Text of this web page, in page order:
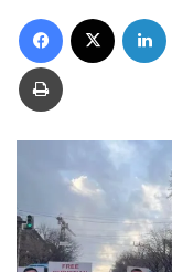
Facebook
Տպել